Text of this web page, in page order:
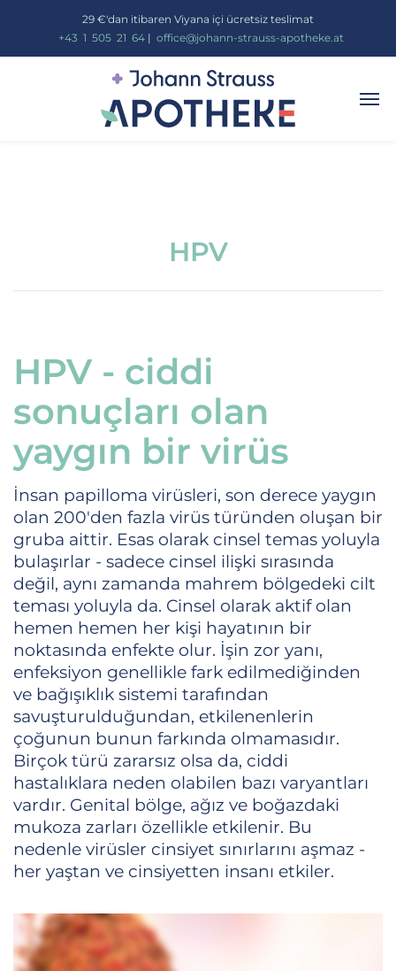
29 €'dan itibaren Viyana içi ücretsiz teslimat
+43 1 505_ 21 64| office@johann-strauss-apotheke.at
HPV
HPV - ciddi
sonuçları olan
yaygın bir virüs
İnsan papilloma virüsleri, son derece yaygın
olan 200'den fazla virüs türünden oluşan bir
gruba aittir. Esas olarak cinsel temas yoluyla
bulaşırlar - sadece cinsel ilişki sırasında
değil, aynı zamanda mahrem bölgedeki cilt
teması yoluyla da. Cinsel olarak aktif olan
hemen hemen her kişi hayatının bir
noktasında enfekte olur. İşin zor yanı,
enfeksiyon genellikle fark edilmediğinden
ve bağışıklık sistemi tarafından
savuşturulduğundan, etkilenenlerin
çoğunun bunun farkında olmamasıdır.
Birçok türü zararsız olsa da, ciddi
hastalıklara neden olabilen bazı varyantları
vardır. Genital bölge, ağız ve boğazdaki
mukoza zarları özellikle etkilenir. Bu
nedenle virüsler cinsiyet sınırlarını aşmaz -
her yaştan ve cinsiyetten insanı etkiler.